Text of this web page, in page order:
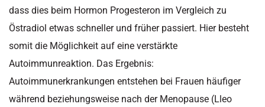
dass dies beim Hormon Progesteron im Vergleich zu
Östradiol etwas schneller und früher passiert. Hier besteht
somit die Möglichkeit auf eine verstärkte
Autoimmunreaktion. Das Ergebnis:
Autoimmunerkrankungen entstehen bei Frauen häufiger
während beziehungsweise nach der Menopause (Lleo